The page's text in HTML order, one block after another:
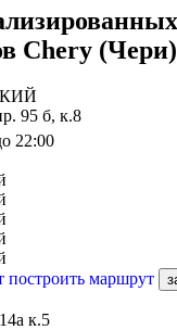
Chery (Чери)
95 б, к.8
22:00
построить маршрут
к.5